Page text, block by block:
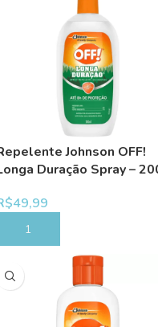
Johnson OFF!
Duração Spray –
49,99
COMPRAR